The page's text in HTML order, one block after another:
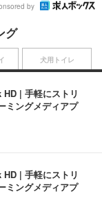
by
グ
| 手軽にストリ
ミングメディアプ
| 手軽にストリ
ミングメディアプ
犬用トイレ